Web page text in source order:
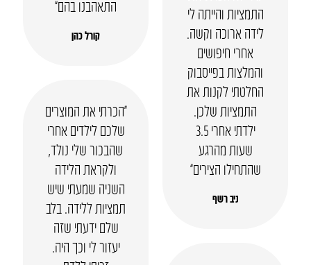
התאהבנו בהם”
קורל כהן
התמציות והייתה לי
לידה ארוכה וקשה.
אחרי חיפושים
והמלצות בפייסבוק
החלטתי לקנות את
התמציות שלכן.
ילדתי אחרי 3.5
שעות מהרגע
שהתחילו הצירים”
ניב רשף
“הכרתי את המוצרים
שלכם לילדים אחרי
שהבכור שלי נולד,
ולקראת הלידה
השניה שמעתי שיש
תמציות ללידה. בלב
שלם ידעתי שזה
יעזור לי וכך היה.